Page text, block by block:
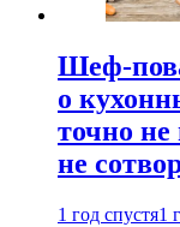
Шеф-
о
точно не
не
1 год спустя1